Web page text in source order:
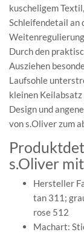
kuscheligem
Schleifendetail an
Weitenregulierung
Durch den
Ausziehen
Laufsohle
kleinen Keilabsatz
Design und
von s.Oliver zum
s.Oliver
Hersteller
tan 311;
rose 512
Machart: